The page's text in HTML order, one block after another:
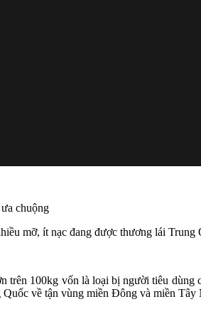
chuộng
mỡ, ít nạc đang được thương lái
trên 100kg vốn là loại bị người tiêu dùng
về tận vùng miền Đông và miền